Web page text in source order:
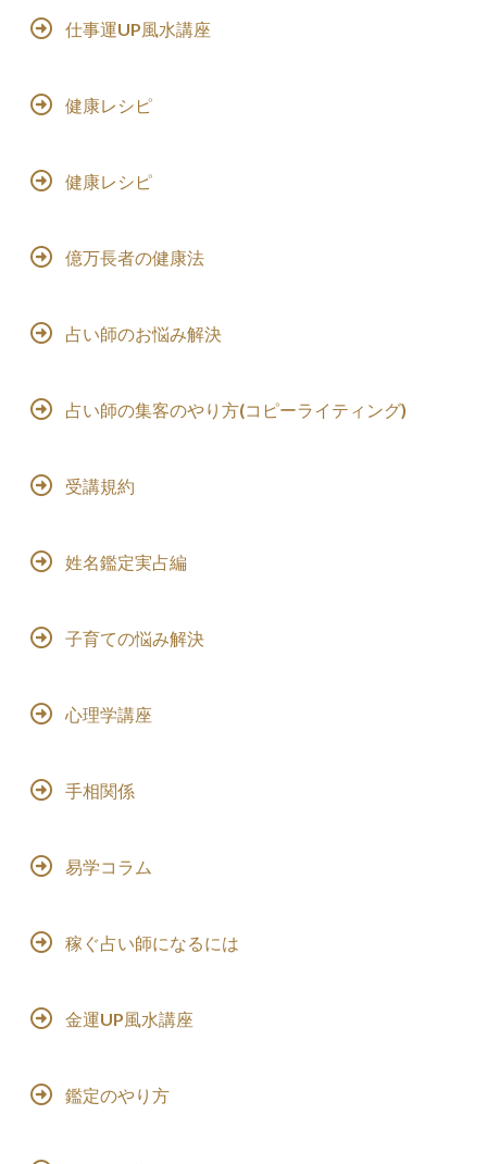
仕事運UP風水講座
健康レシピ
健康レシピ
億万長者の健康法
占い師のお悩み解決
占い師の集客のやり方(コピーライティング)
受講規約
姓名鑑定実占編
子育ての悩み解決
心理学講座
手相関係
易学コラム
稼ぐ占い師になるには
金運UP風水講座
鑑定のやり方